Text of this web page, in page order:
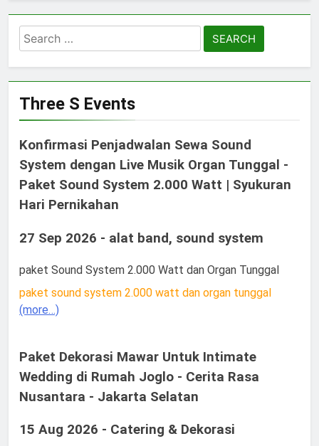
Search
for:
Three S Events
Konfirmasi Penjadwalan Sewa Sound
System dengan Live Musik Organ Tunggal -
Paket Sound System 2.000 Watt | Syukuran
Hari Pernikahan
27 Sep 2026 - alat band, sound system
paket Sound System 2.000 Watt dan Organ Tunggal
paket sound system 2.000 watt dan organ tunggal
(more…)
Paket Dekorasi Mawar Untuk Intimate
Wedding di Rumah Joglo - Cerita Rasa
Nusantara - Jakarta Selatan
15 Aug 2026 - Catering & Dekorasi